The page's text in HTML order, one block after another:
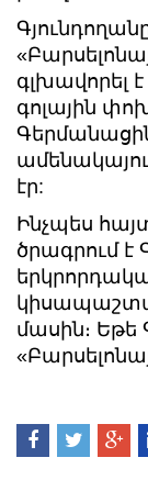
գլխավորել
գոլային
էր:
Ինչպես
ծրագրում է
մասին։ Եթե